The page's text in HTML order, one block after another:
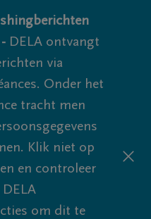
DELA ontvangt
via
Onder het
tracht men
Klik niet op
en controleer
om dit te